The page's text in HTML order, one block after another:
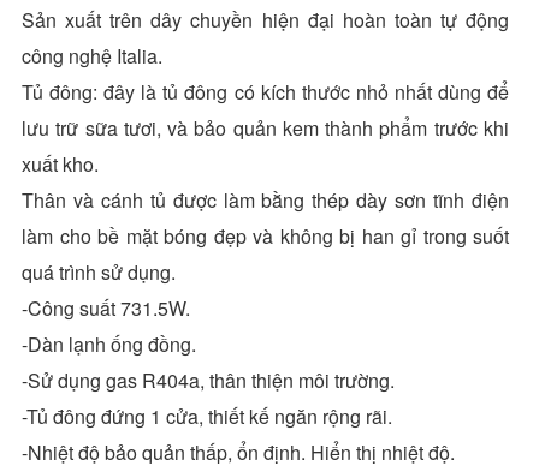
Sản xuất trên dây chuyền hiện đại hoàn toàn tự động
công nghệ Italia.
Tủ đông: đây là tủ đông có kích thước nhỏ nhất dùng để
lưu trữ sữa tươi, và bảo quản kem thành phẩm trước khi
xuất kho.
Thân và cánh tủ được làm bằng thép dày sơn tĩnh điện
làm cho bề mặt bóng đẹp và không bị han gỉ trong suốt
quá trình sử dụng.
-Công suất 731.5W.
-Dàn lạnh ống đồng.
-Sử dụng gas R404a, thân thiện môi trường.
-Tủ đông đứng 1 cửa, thiết kế ngăn rộng rãi.
-Nhiệt độ bảo quản thấp, ổn định. Hiển thị nhiệt độ.